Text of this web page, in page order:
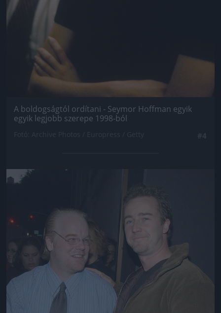
A boldogságtól ordítani - Seymor Hoffman egyik
egyik legjobb szerepe 1998-ból